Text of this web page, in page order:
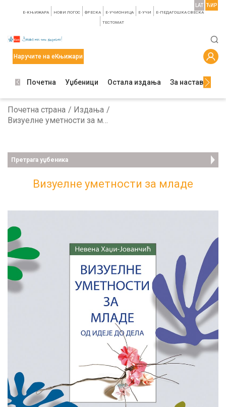
E-КЊИЖАРА НОВИ ЛОГОС ФРЕСКА E-УЧИОНИЦА E-УЧИ Е-ПЕДАГОШКА СВЕСКА
TЕСТОМАТ
LAT ЋИР
Наручите на еКњижари
Почетна Уџбеници Остала издања За наставнике
Почетна страна
Издања
Визуелне уметности за младе
Претрага уџбеника
Визуелне уметности за младе